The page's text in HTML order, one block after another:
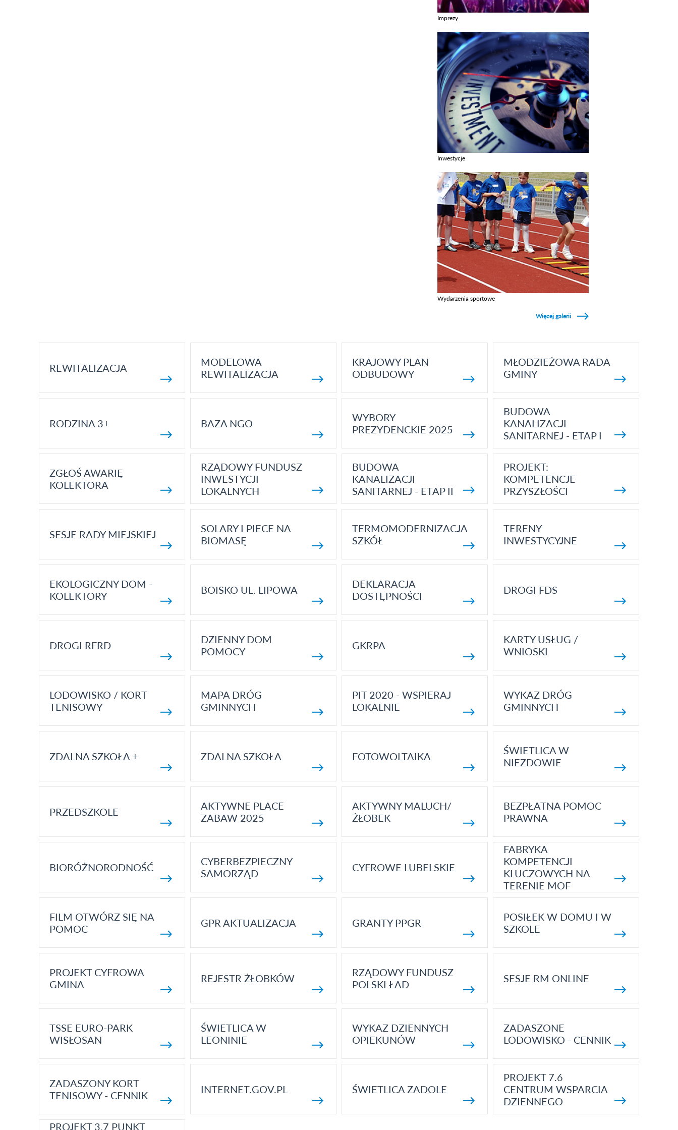
Imprezy
Inwestycje
Wydarzenia sportowe
Więcej galerii
REWITALIZACJA
MODELOWA
REWITALIZACJA
KRAJOWY PLAN
ODBUDOWY
MŁODZIEŻOWA RADA
GMINY
RODZINA 3+ BAZA NGO
WYBORY
PREZYDENCKIE 2025
BUDOWA
KANALIZACJI
SANITARNEJ - ETAP I
ZGŁOŚ AWARIĘ
KOLEKTORA
RZĄDOWY FUNDUSZ
INWESTYCJI
LOKALNYCH
BUDOWA
KANALIZACJI
SANITARNEJ - ETAP II
PROJEKT:
KOMPETENCJE
PRZYSZŁOŚCI
SESJE RADY MIEJSKIEJ
SOLARY I PIECE NA
BIOMASĘ
TERMOMODERNIZACJA
SZKÓŁ
TERENY
INWESTYCYJNE
EKOLOGICZNY DOM -
KOLEKTORY
BOISKO UL. LIPOWA
DEKLARACJA
DOSTĘPNOŚCI
DROGI FDS
DROGI RFRD
DZIENNY DOM
POMOCY
GKRPA
KARTY USŁUG /
WNIOSKI
LODOWISKO / KORT
TENISOWY
MAPA DRÓG
GMINNYCH
PIT 2020 - WSPIERAJ
LOKALNIE
WYKAZ DRÓG
GMINNYCH
ZDALNA SZKOŁA + ZDALNA SZKOŁA FOTOWOLTAIKA
ŚWIETLICA W
NIEZDOWIE
PRZEDSZKOLE
AKTYWNE PLACE
ZABAW 2025
AKTYWNY MALUCH/
ŻŁOBEK
BEZPŁATNA POMOC
PRAWNA
BIORÓŻNORODNOŚĆ
CYBERBEZPIECZNY
SAMORZĄD
CYFROWE LUBELSKIE
FABRYKA
KOMPETENCJI
KLUCZOWYCH NA
TERENIE MOF
FILM OTWÓRZ SIĘ NA
POMOC
GPR AKTUALIZACJA GRANTY PPGR
POSIŁEK W DOMU I W
SZKOLE
PROJEKT CYFROWA
GMINA
REJESTR ŻŁOBKÓW
RZĄDOWY FUNDUSZ
POLSKI ŁAD
SESJE RM ONLINE
TSSE EURO-PARK
WISŁOSAN
ŚWIETLICA W
LEONINIE
WYKAZ DZIENNYCH
OPIEKUNÓW
ZADASZONE
LODOWISKO - CENNIK
ZADASZONY KORT
TENISOWY - CENNIK
INTERNET.GOV.PL ŚWIETLICA ZADOLE
PROJEKT 7.6
CENTRUM WSPARCIA
DZIENNEGO
PROJEKT 3.7 PUNKT